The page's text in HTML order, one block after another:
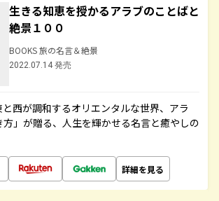
生きる知恵を授かるアラブのことばと
絶景１００
BOOKS 旅の名言＆絶景
2022.07.14 発売
西が調和するオリエンタルな世界、アラ
」が贈る、人生を輝かせる名言と癒やしの
詳細を見る